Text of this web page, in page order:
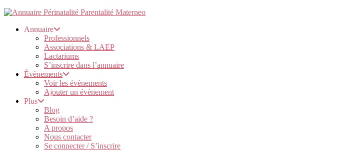
Annuaire
Professionnels
Associations & LAEP
Lactariums
S’inscrire dans l’annuaire
Évènements
Voir les évènements
Ajouter un évènement
Plus
Blog
Besoin d’aide ?
A propos
Nous contacter
Se connecter / S’inscrire